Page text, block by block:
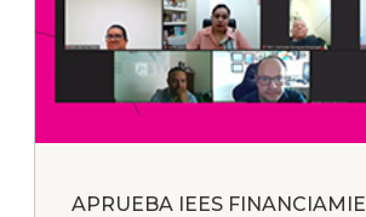
APRUEBA IEES